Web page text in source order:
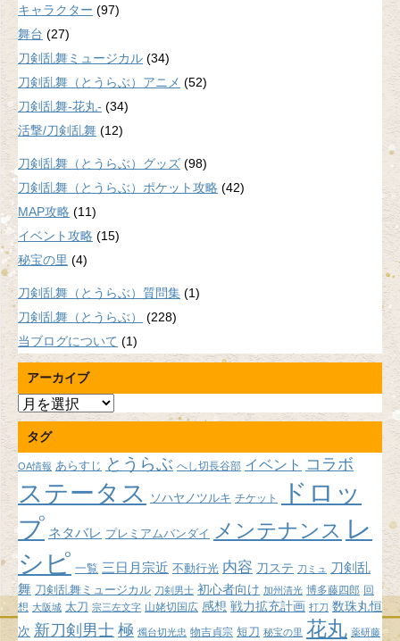
キャラクター (97)
舞台 (27)
刀剣乱舞ミュージカル (34)
刀剣乱舞（とうらぶ）アニメ (52)
刀剣乱舞-花丸- (34)
活撃/刀剣乱舞 (12)
刀剣乱舞（とうらぶ）グッズ (98)
刀剣乱舞（とうらぶ）ポケット攻略 (42)
MAP攻略 (11)
イベント攻略 (15)
秘宝の里 (4)
刀剣乱舞（とうらぶ）質問集 (1)
刀剣乱舞（とうらぶ）
(228)
当ブログについて (1)
アーカイブ
ア
ー
カ
イ
ブ
タグ
OA情報 あらすじ とうらぶ へし切長谷部 イベント コラボ
ステータス ソハヤノツルキ チケット
ドロッ
プ ネタバレ プレミアムバンダイ メンテナンス レ
シピ 一覧 三日月宗近 不動行光 内容 刀ステ 刀ミュ
刀剣乱
舞 刀剣乱舞ミュージカル 刀剣男士 初心者向け 加州清光 博多藤四郎 回
想 大阪城 太刀 宗三左文字 山姥切国広 感想 戦力拡充計画 打刀 数珠丸恒
次 新刀剣男士 極 燭台切光忠 物吉貞宗 短刀 秘宝の里 花丸 薬研藤